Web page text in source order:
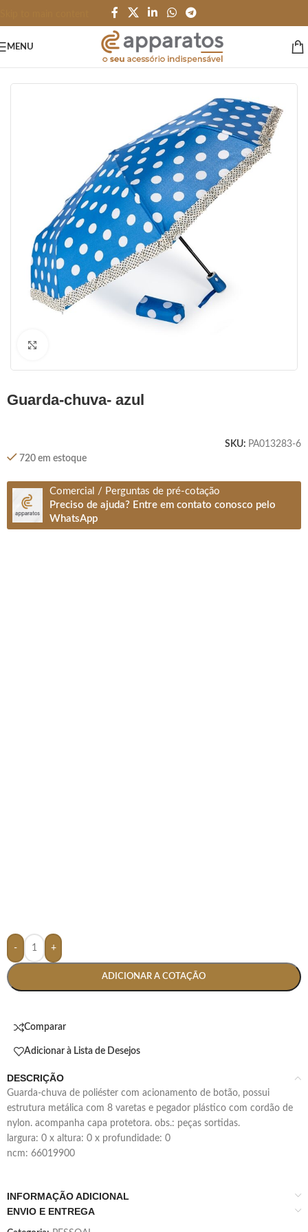
MENU
guarda-chuva- azul
SKU: PA013283-6
720 em estoque
Comercial / Perguntas de pré-cotação
Preciso de ajuda? Entre em contato conosco pelo
WhatsApp
- +
ADICIONAR A COTAÇÃO
Comparar
Adicionar à Lista de Desejos
DESCRIÇÃO
guarda-chuva de poliéster com acionamento de botão, possui
estrutura metálica com 8 varetas e pegador plástico com cordão de
nylon. acompanha capa protetora. obs.: peças sortidas.
largura: 0 x altura: 0 x profundidade: 0
ncm: 66019900
INFORMAÇÃO ADICIONAL
ENVIO E ENTREGA